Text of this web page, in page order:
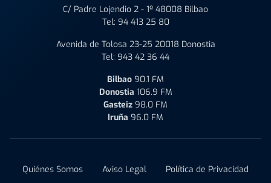
C/ Padre Lojendio 2 - 1º 48008 Bilbao
Tel: 94 413 25 80
Avenida de Tolosa 23-25 20018 Donostia
Tel: 943 42 36 44
Bilbao 90.1 FM
Donostia 106.9 FM
Gasteiz 98.0 FM
Iruña 96.0 FM
Quiénes Somos Aviso Legal
Política de Privacidad